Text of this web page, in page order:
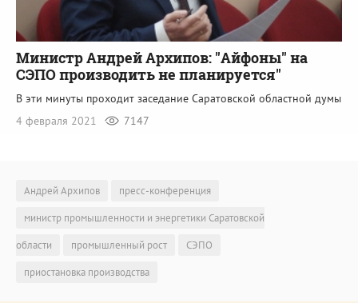
Министр Андрей Архипов: "Айфоны" на
СЭПО производить не планируется"
В эти минуты проходит заседание Саратовской областной думы
4 февраля 2021
7147
Андрей Архипов
пресс-конференция
министр промышленности и энергетики Саратовской
области
промышленный рост
СЭПО
приостановка производства